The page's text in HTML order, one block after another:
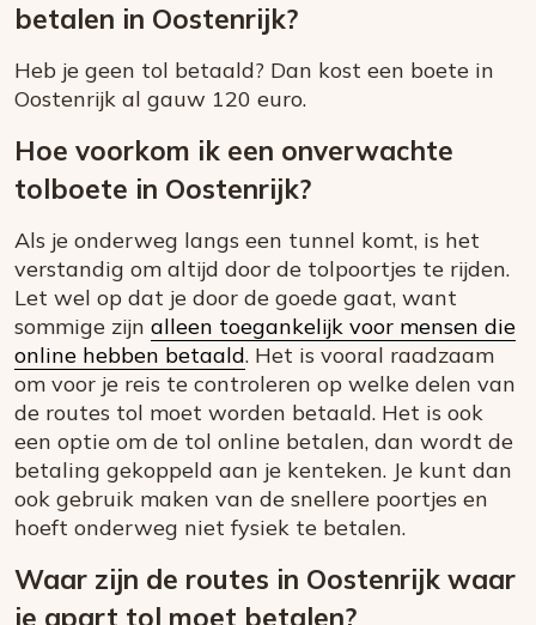
betalen in Oostenrijk?
Heb je geen tol betaald? Dan kost een boete in
Oostenrijk al gauw 120 euro.
Hoe voorkom ik een onverwachte
tolboete in Oostenrijk?
Als je onderweg langs een tunnel komt, is het
verstandig om altijd door de tolpoortjes te rijden.
Let wel op dat je door de goede gaat, want
sommige zijn alleen toegankelijk voor mensen die
online hebben betaald. Het is vooral raadzaam
om voor je reis te controleren op welke delen van
de routes tol moet worden betaald. Het is ook
een optie om de tol online betalen, dan wordt de
betaling gekoppeld aan je kenteken. Je kunt dan
ook gebruik maken van de snellere poortjes en
hoeft onderweg niet fysiek te betalen.
Waar zijn de routes in Oostenrijk waar
je apart tol moet betalen?